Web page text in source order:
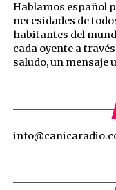
Hablamos español
necesidades de
habitantes del
cada oyente a
saludo, un mensaje